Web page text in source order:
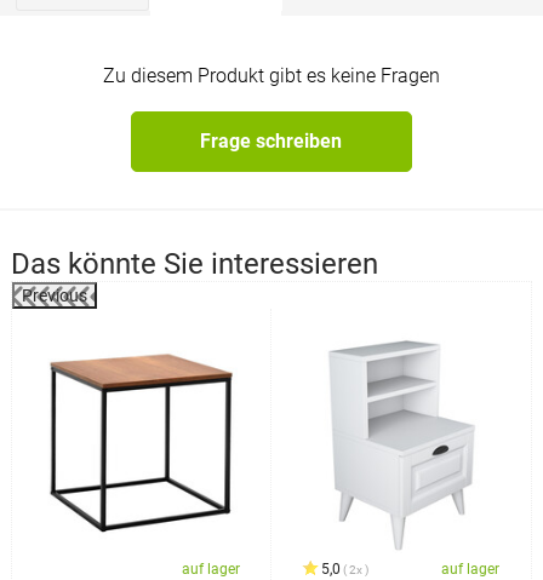
Zu diesem Produkt gibt es keine Fragen
Frage schreiben
Das könnte Sie interessieren
Previous
auf lager 5,0 2x auf lager